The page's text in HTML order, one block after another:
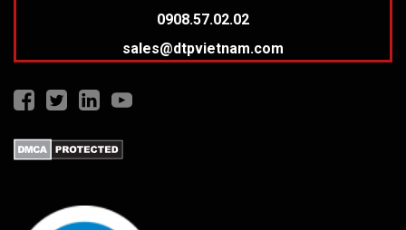
0908.57.02.02
sales@dtpvietnam.com